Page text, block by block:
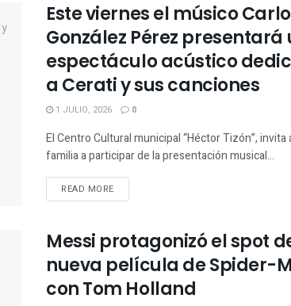
Este viernes el músico
González Pérez presentará
espectáculo acústico
a Cerati y sus canciones
1 JULIO, 2026 0
El Centro Cultural municipal “Héctor Tizón”, invita
familia a participar de la presentación musical...
READ MORE
Messi protagonizó el spot
nueva película de Spider-
con Tom Holland